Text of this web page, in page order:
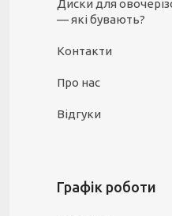
Диски для
— які бувають?
Контакти
Про нас
Відгуки
Графік роботи